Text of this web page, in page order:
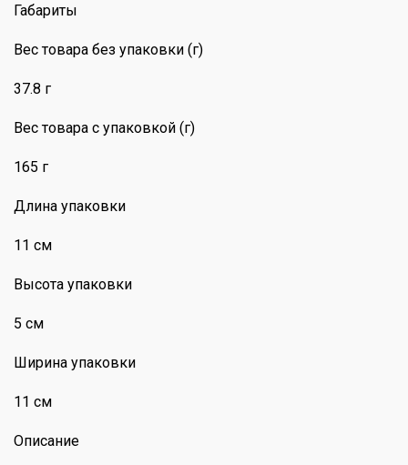
Габариты
Вес товара без упаковки (г)
37.8 г
Вес товара с упаковкой (г)
165 г
Длина упаковки
11 см
Высота упаковки
5 см
Ширина упаковки
11 см
Описание